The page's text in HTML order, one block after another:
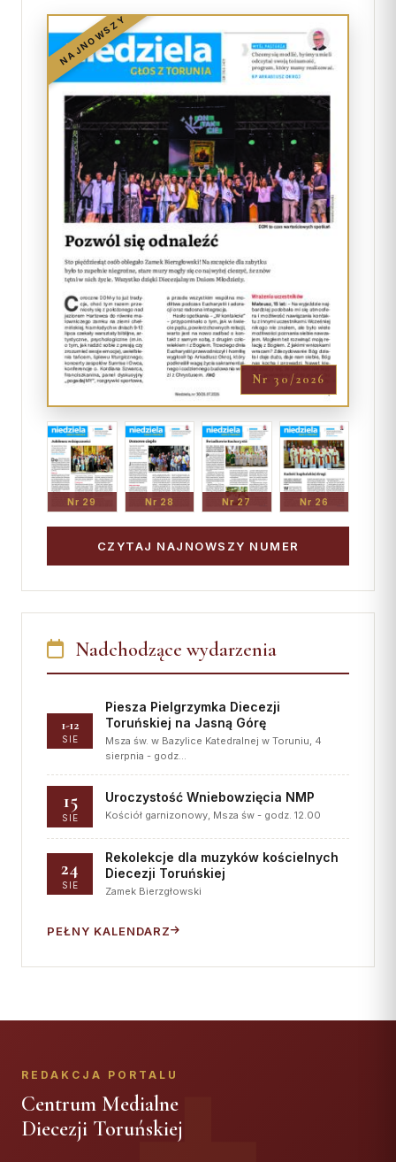
NAJNOWSZY
Nr 30/2026
Nr 29 Nr 28 Nr 27 Nr 26
CZYTAJ NAJNOWSZY NUMER
Nadchodzące wydarzenia
1-12
SIE
Piesza Pielgrzymka Diecezji
Toruńskiej na Jasną Górę
Msza św. w Bazylice Katedralnej w Toruniu, 4
sierpnia - godz…
15
SIE
Uroczystość Wniebowzięcia NMP
Kościół garnizonowy, Msza św - godz. 12.00
24
SIE
Rekolekcje dla muzyków kościelnych
Diecezji Toruńskiej
Zamek Bierzgłowski
PEŁNY KALENDARZ
REDAKCJA PORTALU
Centrum Medialne
Diecezji Toruńskiej